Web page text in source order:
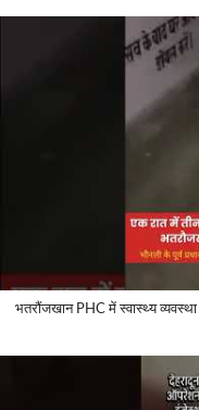
भतरौंजखान PHC में स्वास्थ्य